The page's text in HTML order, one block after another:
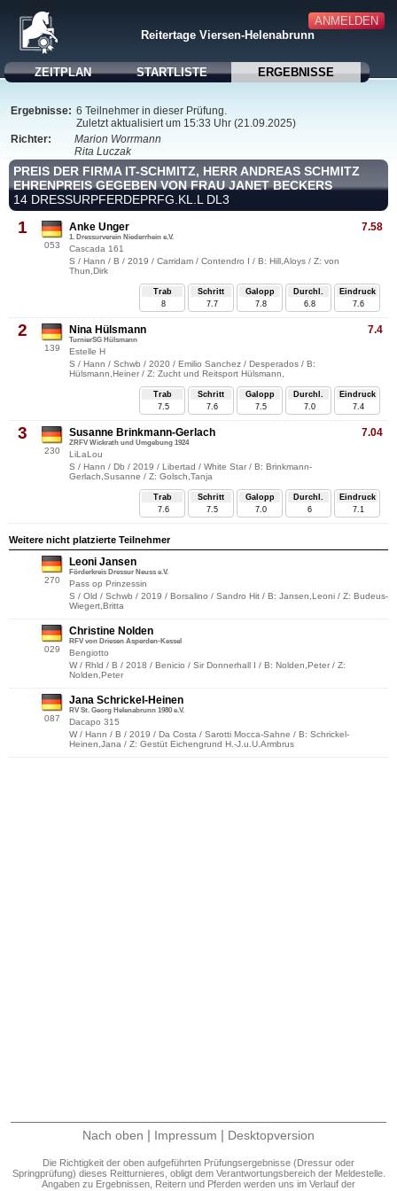
ANMELDEN
Reitertage Viersen-Helenabrunn
ZEITPLAN STARTLISTE ERGEBNISSE
Ergebnisse: 6 Teilnehmer in dieser Prüfung.
Zuletzt aktualisiert um 15:33 Uhr (21.09.2025)
Richter:
Marion Worrmann
Rita Luczak
PREIS DER FIRMA IT-SCHMITZ, HERR ANDREAS SCHMITZ
EHRENPREIS GEGEBEN VON FRAU JANET BECKERS
14 DRESSURPFERDEPRFG.KL.L DL3
1
053
7.58
Anke Unger
1. Dressurverein Niederrhein e.V.
Cascada 161
S / Hann / B / 2019 / Carridam / Contendro I / B: Hill,Aloys / Z: von
Thun,Dirk
Eindruck
7.6
Durchl.
6.8
Galopp
7.8
Schritt
7.7
Trab
8
2
139
7.4
Nina Hülsmann
TurnierSG Hülsmann
Estelle H
S / Hann / Schwb / 2020 / Emilio Sanchez / Desperados / B:
Hülsmann,Heiner / Z: Zucht und Reitsport Hülsmann,
Eindruck
7.4
Durchl.
7.0
Galopp
7.5
Schritt
7.6
Trab
7.5
3
230
7.04
Susanne Brinkmann-Gerlach
ZRFV Wickrath und Umgebung 1924
LiLaLou
S / Hann / Db / 2019 / Libertad / White Star / B: Brinkmann-
Gerlach,Susanne / Z: Golsch,Tanja
Eindruck
7.1
Durchl.
6
Galopp
7.0
Schritt
7.5
Trab
7.6
Weitere nicht platzierte Teilnehmer
270
Leoni Jansen
Förderkreis Dressur Neuss e.V.
Pass op Prinzessin
S / Old / Schwb / 2019 / Borsalino / Sandro Hit / B: Jansen,Leoni / Z: Budeus-
Wiegert,Britta
029
Christine Nolden
RFV von Driesen Asperden-Kessel
Bengiotto
W / Rhld / B / 2018 / Benicio / Sir Donnerhall I / B: Nolden,Peter / Z:
Nolden,Peter
087
Jana Schrickel-Heinen
RV St. Georg Helenabrunn 1980 e.V.
Dacapo 315
W / Hann / B / 2019 / Da Costa / Sarotti Mocca-Sahne / B: Schrickel-
Heinen,Jana / Z: Gestüt Eichengrund H.-J.u.U.Armbrus
Nach oben | Impressum | Desktopversion
Die Richtigkeit der oben aufgeführten Prüfungsergebnisse (Dressur oder
Springprüfung) dieses Reitturnieres, obligt dem Verantwortungsbereich der Meldestelle.
Angaben zu Ergebnissen, Reitern und Pferden werden uns im Verlauf der